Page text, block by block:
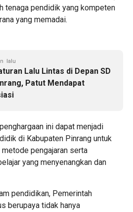
tenaga pendidik yang kompeten
yang memadai.
lalu
Lalu Lintas di Depan SD
Patut Mendapat
ini dapat menjadi
di Kabupaten Pinrang untuk
pengajaran serta
yang menyenangkan dan
pendidikan, Pemerintah
berupaya tidak hanya